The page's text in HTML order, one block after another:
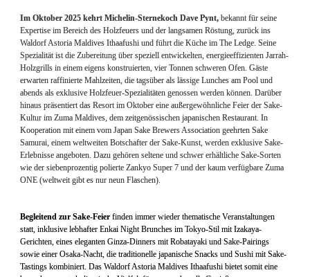
Im Oktober 2025 kehrt Michelin-Sternekoch Dave Pynt, bekannt für seine
Expertise im Bereich des Holzfeuers und der langsamen Röstung, zurück ins
Waldorf Astoria Maldives Ithaafushi und führt die Küche im The Ledge. Seine
Spezialität ist die Zubereitung über speziell entwickelten, energieeffizienten Jarrah-
Holzgrills in einem eigens konstruierten, vier Tonnen schweren Ofen. Gäste
erwarten raffinierte Mahlzeiten, die tagsüber als lässige Lunches am Pool und
abends als exklusive Holzfeuer-Spezialitäten genossen werden können. Darüber
hinaus präsentiert das Resort im Oktober eine außergewöhnliche Feier der Sake-
Kultur im Zuma Maldives, dem zeitgenössischen japanischen Restaurant. In
Kooperation mit einem vom Japan Sake Brewers Association geehrten Sake
Samurai, einem weltweiten Botschafter der Sake-Kunst, werden exklusive Sake-
Erlebnisse angeboten. Dazu gehören seltene und schwer erhältliche Sake-Sorten
wie der siebenprozentig polierte Zankyo Super 7 und der kaum verfügbare Zuma
ONE (weltweit gibt es nur neun Flaschen).
Begleitend zur Sake-Feier finden immer wieder thematische Veranstaltungen
statt, inklusive lebhafter Enkai Night Brunches im Tokyo-Stil mit Izakaya-
Gerichten, eines eleganten Ginza-Dinners mit Robatayaki und Sake-Pairings
sowie einer Osaka-Nacht, die traditionelle japanische Snacks und Sushi mit Sake-
Tastings kombiniert. Das Waldorf Astoria Maldives Ithaafushi bietet somit eine